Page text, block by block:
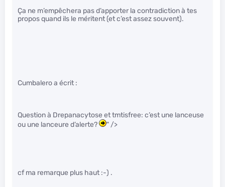
Ça ne m’empêchera pas d’apporter la contradiction à tes
propos quand ils le méritent (et c’est assez souvent).
Cumbalero a écrit :
Question à Drepanacytose et tmtisfree: c’est une lanceuse
ou une lanceure d’alerte?
" />
cf ma remarque plus haut :-) .